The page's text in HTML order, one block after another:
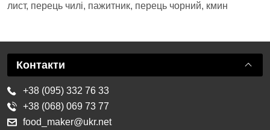
лист, перець чилі, пажитник, перець чорний, кмин
Контакти
+38 (095) 332 76 33
+38 (068) 069 73 77
food_maker@ukr.net